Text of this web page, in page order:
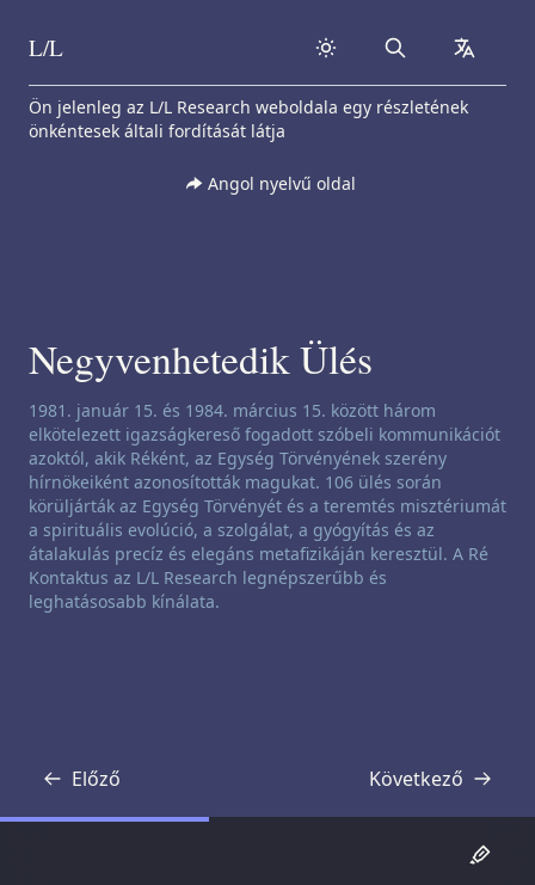
Skip to content
L/L Search
Ön jelenleg az L/L Research weboldala egy részletének
önkéntesek általi fordítását látja
Angol nyelvű oldal
Negyvenhetedik Ülés
Csatornázási nyilatkozat:
1981. január 15. és 1984. március 15. között három
elkötelezett igazságkereső fogadott szóbeli kommunikációt
azoktól, akik Réként, az Egység Törvényének szerény
hírnökeiként azonosították magukat. 106 ülés során
körüljárták az Egység Törvényét és a teremtés misztériumát
a spirituális evolúció, a szolgálat, a gyógyítás és az
átalakulás precíz és elegáns metafizikáján keresztül. A Ré
Kontaktus az L/L Research legnépszerűbb és
leghatásosabb kínálata.
Előző
Átirat Következő
Átirat